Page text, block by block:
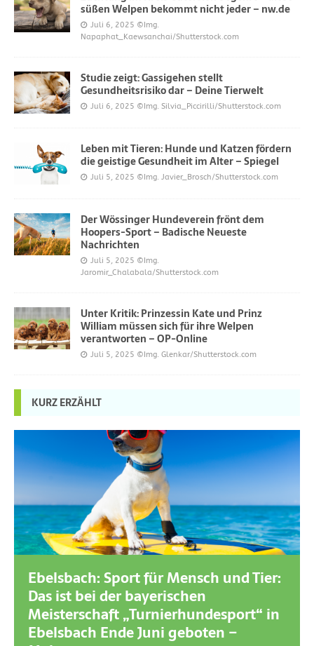
süßen Welpen bekommt nicht jeder – nw.de
Juli 6, 2025 ©Img.
Napaphat_Kaewsanchai/Shutterstock.com
Studie zeigt: Gassigehen stellt
Gesundheitsrisiko dar – Deine Tierwelt
Juli 6, 2025 ©Img. Silvia_Piccirilli/Shutterstock.com
Leben mit Tieren: Hunde und Katzen fördern
die geistige Gesundheit im Alter – Spiegel
Juli 5, 2025 ©Img. Javier_Brosch/Shutterstock.com
Der Wössinger Hundeverein frönt dem
Hoopers-Sport – Badische Neueste
Nachrichten
Juli 5, 2025 ©Img.
Jaromir_Chalabala/Shutterstock.com
Unter Kritik: Prinzessin Kate und Prinz
William müssen sich für ihre Welpen
verantworten – OP-Online
Juli 5, 2025 ©Img. Glenkar/Shutterstock.com
KURZ ERZÄHLT
Ebelsbach: Sport für Mensch und Tier:
Das ist bei der bayerischen
Meisterschaft „Turnierhundesport“ in
Ebelsbach Ende Juni geboten –